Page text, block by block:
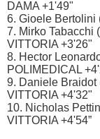
DAMA +1'49"
6. Gioele Bertolini
7. Mirko Tabacchi
VITTORIA +3'26"
8. Hector
POLIMEDICAL
9. Daniele Braidot
VITTORIA +4'32"
10. Nicholas
VITTORIA +4'54”